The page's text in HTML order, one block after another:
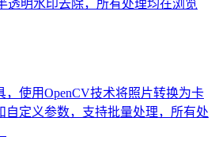
透明水印去除，所有处理均在浏览
，使用OpenCV技术将照片转换为卡
自定义参数，支持批量处理，所有处